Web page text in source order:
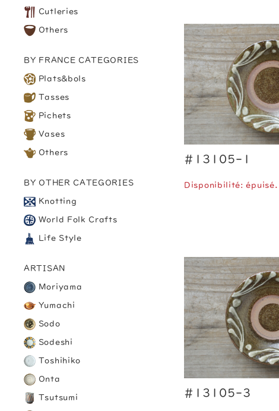
Cutleries
Others
BY FRANCE CATEGORIES
Plats&bols
Tasses
Pichets
Vases
Others
BY OTHER CATEGORIES
Knotting
World Folk Crafts
Life Style
ARTISAN
Moriyama
Yumachi
Sodo
Sodeshi
Toshihiko
Onta
Tsutsumi
#13105-1
Disponibilité: épuisé.
#13105-3